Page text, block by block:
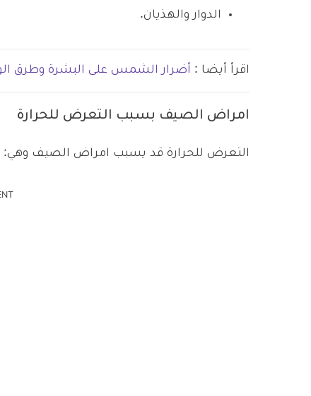
الدوار والهذيان.
اقرأ أيضا : أضرار الشمس على البشرة وطرق
امراض الصيف بسبب التعرض للحرارة
التعرض للحرارة قد يسبب امراض الصيف وهي: